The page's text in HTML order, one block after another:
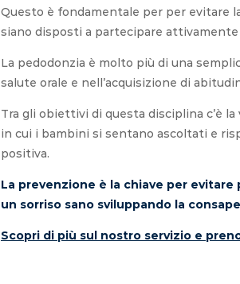
il Dottor Erik e il suo staff per
averlo risolto brillantemente.
COSA DICONO DI NOI
Pierfranco
Questo è fondamentale per per evitare
siano disposti a partecipare attivamente
La pedodonzia è molto più di una
salute orale e nell’acquisizione di
Tra gli obiettivi di questa disciplina c’è
in cui i bambini si sentano ascoltati e
positiva.
La prevenzione è la chiave per
un sorriso sano sviluppando la
Scopri di più sul nostro servizio e